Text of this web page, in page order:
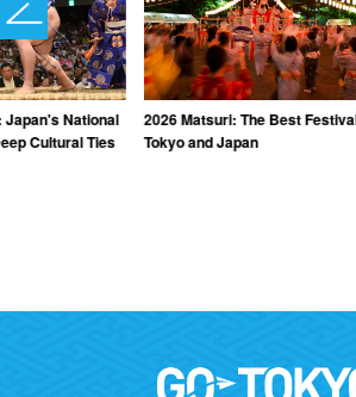
Japan's National
Cultural Ties
2026 Matsuri: The Best
Tokyo and Japan